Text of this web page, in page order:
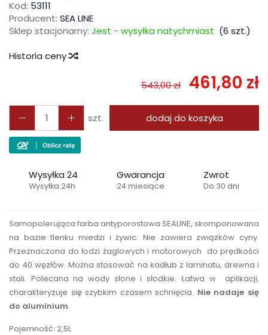
Kod: 53111
Producent: SEA LINE
Sklep stacjonarny: Jest - wysyłka natychmiast (6 szt.)
Historia ceny
543,00 zł 461,80 zł
szt. dodaj do koszyka
Wysyłka 24
Wysyłka 24h
Gwarancja
24 miesiące
Zwrot
Do 30 dni
Samopolerująca farba antyporostowa SEALINE, skomponowana
na bazie tlenku miedzi i żywic. Nie zawiera związków cyny.
Przeznaczona do łodzi żaglowych i motorowych do prędkości
do 40 węzłów. Można stosować na kadłub z laminatu, drewna i
stali. Polecana na wody słone i słodkie. Łatwa w aplikacji,
charakteryzuje się szybkim czasem schnięcia. Nie nadaje się
do aluminium.
Pojemność: 2,5L